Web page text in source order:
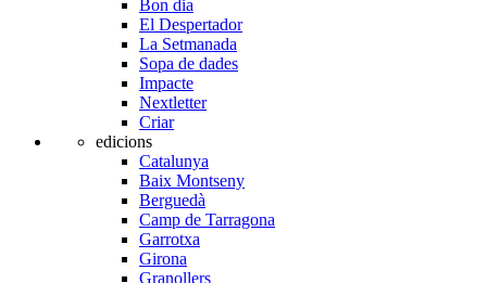
Bon dia
El Despertador
La Setmanada
Sopa de dades
Impacte
Nextletter
Criar
edicions
Catalunya
Baix Montseny
Berguedà
Camp de Tarragona
Garrotxa
Girona
Granollers